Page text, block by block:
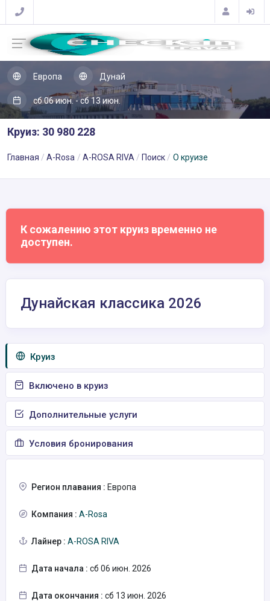
Европа Дунай
сб 06 июн. - сб 13 июн.
Круиз: 30 980 228
Главная A-Rosa A-ROSA RIVA Поиск О круизе
К сожалению этот круиз временно не
доступен.
Дунайская классика 2026
Круиз
Включено в круиз
Дополнительные услуги
Условия бронирования
Регион плавания : Европа
Компания : A-Rosa
Лайнер : A-ROSA RIVA
Дата начала : сб 06 июн. 2026
Дата окончания : сб 13 июн. 2026